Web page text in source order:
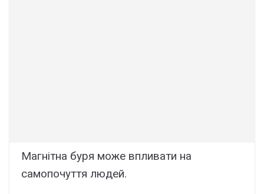
Магнітна буря може впливати на
самопочуття людей.